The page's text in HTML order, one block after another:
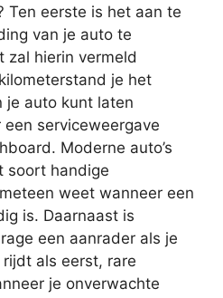
Ten eerste is het aan te
van je auto te
zal hierin vermeld
je het
je auto kunt laten
serviceweergave
Moderne auto’s
soort handige
weet wanneer een
is. Daarnaast is
een aanrader als je
als eerst, rare
je onverwachte